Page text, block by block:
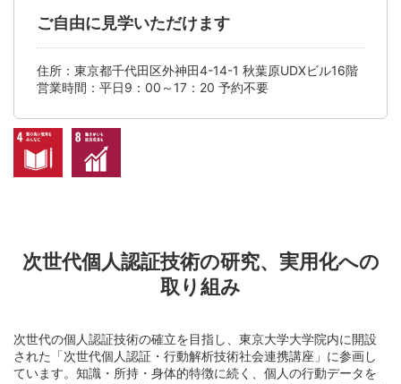
ご自由に見学いただけます
住所：東京都千代田区外神田4-14-1 秋葉原UDXビル16階
営業時間：平日9 ： 00 ～ 17 ： 20 予約不要
次世代個人認証技術の研究、実用化への
取り組み
次世代の個人認証技術の確立を目指し、東京大学大学院内に開設
された「次世代個人認証・行動解析技術社会連携講座」に参画し
ています。知識・所持・身体的特徴に続く、個人の行動データを